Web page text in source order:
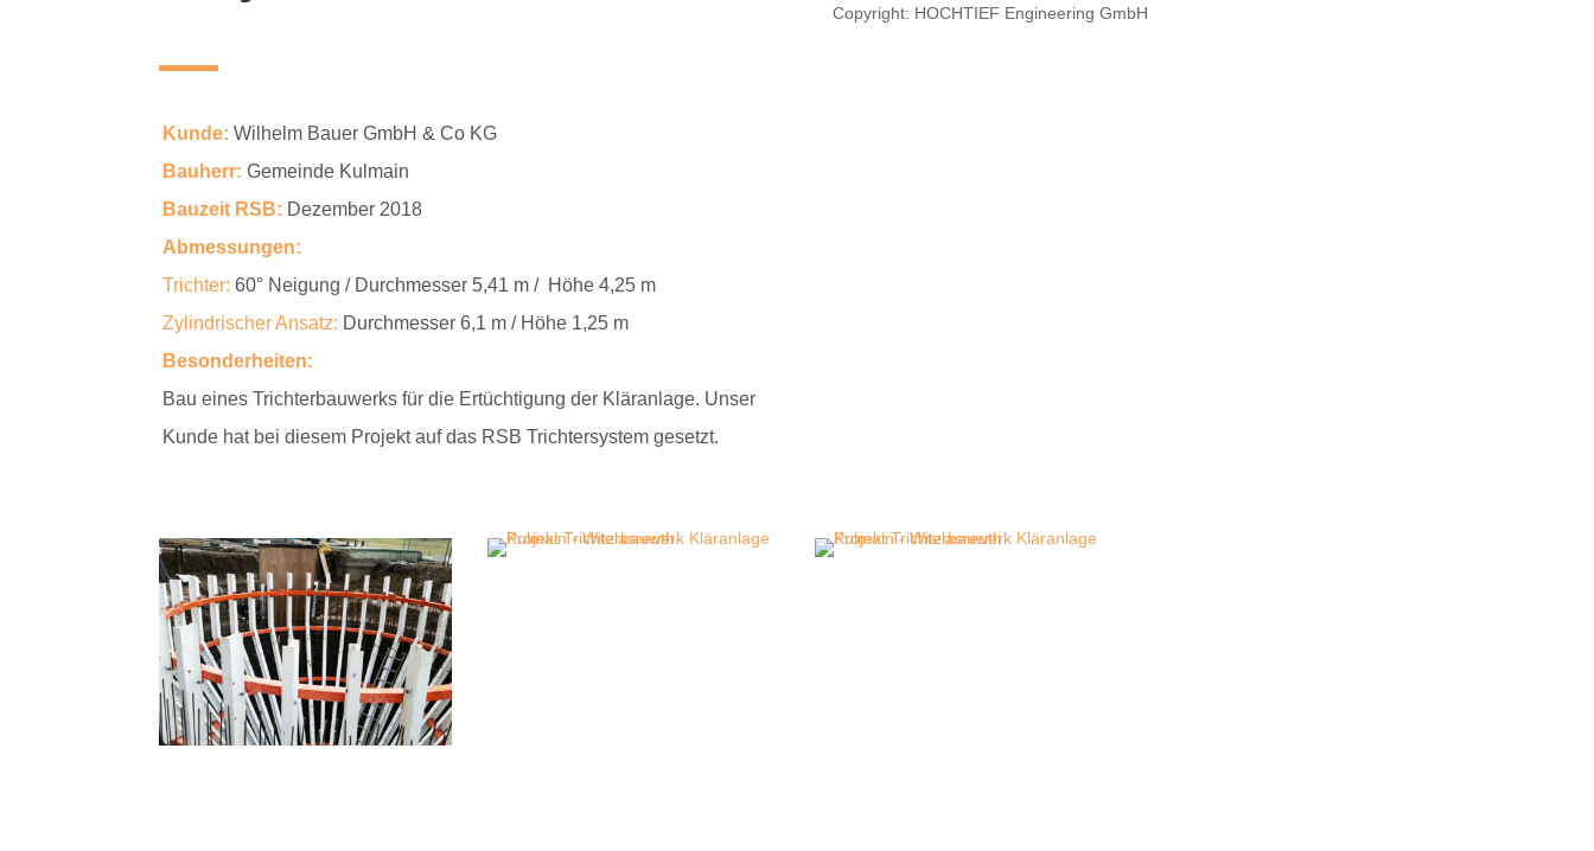
Kunde: Wilhelm Bauer GmbH & Co KG
Bauherr: Gemeinde Kulmain
Bauzeit RSB: Dezember 2018
Abmessungen:
Trichter:60° Neigung / Durchmesser 5,41 m / Höhe 4,25 m
Zylindrischer Ansatz: Durchmesser 6,1 m / Höhe 1,25 m
Besonderheiten:
Bau eines Trichterbauwerks für die Ertüchtigung der Kläranlage. Unser
Kunde hat bei diesem Projekt auf das RSB Trichtersystem gesetzt.
Copyright: HOCHTIEF Engineering GmbH